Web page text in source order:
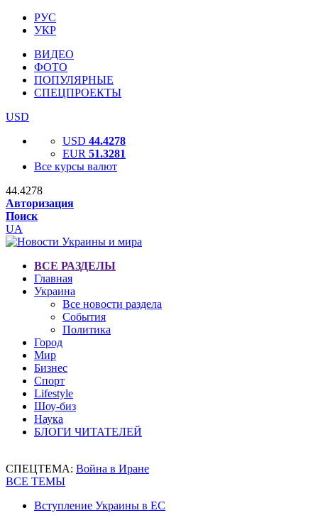
РУС
УКР
ВИДЕО
ФОТО
ПОПУЛЯРНЫЕ
СПЕЦПРОЕКТЫ
USD
USD 44.4278
EUR 51.3281
Все курсы валют
44.4278
Авторизация
Поиск
UA
ВСЕ РАЗДЕЛЫ
Главная
Украина
Все новости раздела
События
Политика
Город
Мир
Бизнес
Спорт
Lifestyle
Шоу-биз
Наука
БЛОГИ ЧИТАТЕЛЕЙ
СПЕЦТЕМА: Война в Иране
ВСЕ ТЕМЫ
Вступление Украины в ЕС